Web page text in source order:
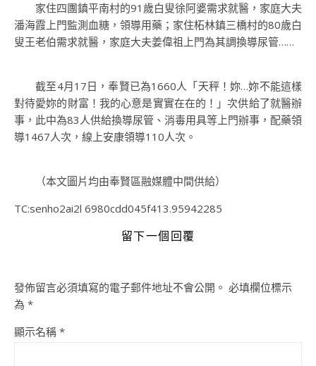
家住四團鎮平南村的91歲白叟徐阿婆需求就醫，家庭大夫
潘海霞上門監測血糖，領導用藥；家住柘林鎮三橋村的80歲白
叟王老伯需求就醫，家庭大夫姜偉祖上門為其調換導尿管……
截至4月17日，奉賢已為1660人「天秤！妳…妳不能這樣
對待愛妳的財富！我的心意是實實在在的！」次供給了就醫辦
事，此中為83人供給換導尿管、消毒用具等上門辦事，配藥領
導1467人次，線上安康領導110人次。
（本文圖片均由奉賢區融媒體中間供給）
TC:senho2ai2l 6980cdd045f413.95942285
留下一個回覆
發佈留言必須填寫的電子郵件地址不會公開。 必填欄位標示
為 *
顯示名稱 *